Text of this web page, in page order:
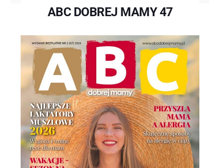
ABC DOBREJ MAMY 47